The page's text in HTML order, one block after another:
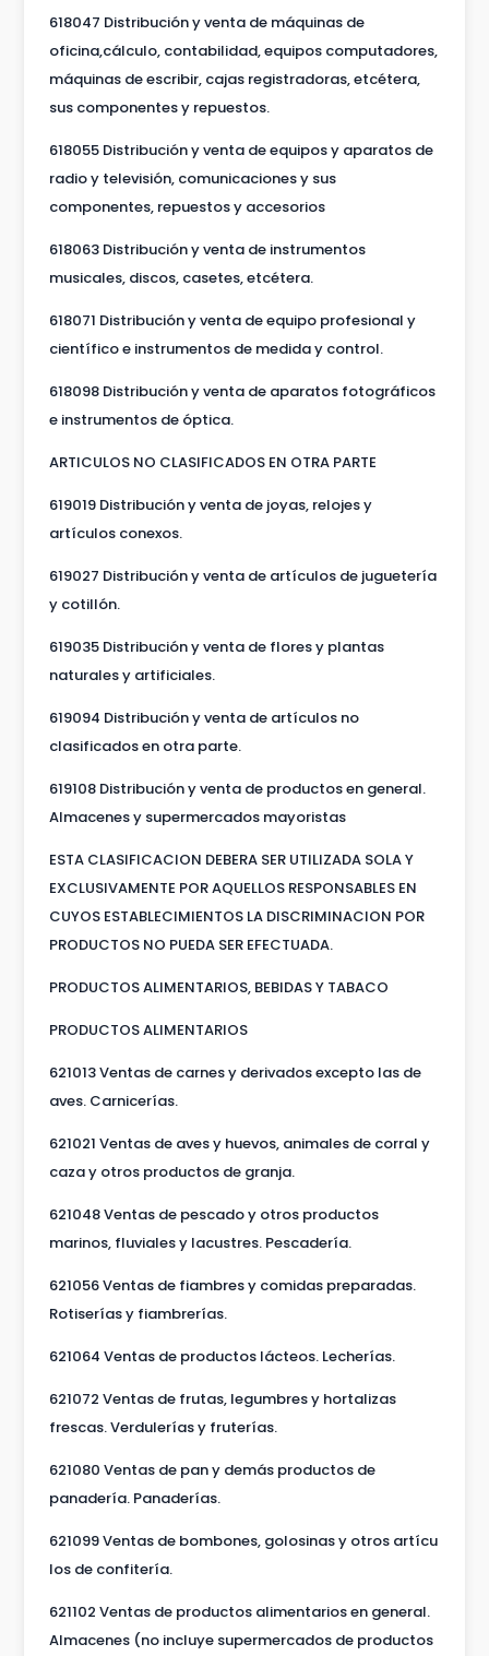
618047 Distribución y venta de máquinas de
oficina,cálculo, contabilidad, equipos computadores,
máquinas de escribir, cajas registradoras, etcétera,
sus componentes y repuestos.
618055 Distribución y venta de equipos y aparatos de
radio y televisión, comunicaciones y sus
componentes, repuestos y accesorios
618063 Distribución y venta de instrumentos
musicales, discos, casetes, etcétera.
618071 Distribución y venta de equipo profesional y
científico e instrumentos de medida y control.
618098 Distribución y venta de aparatos fotográficos
e instrumentos de óptica.
ARTICULOS NO CLASIFICADOS EN OTRA PARTE
619019 Distribución y venta de joyas, relojes y
artículos conexos.
619027 Distribución y venta de artículos de juguetería
y cotillón.
619035 Distribución y venta de flores y plantas
naturales y artificiales.
619094 Distribución y venta de artículos no
clasificados en otra parte.
619108 Distribución y venta de productos en general.
Almacenes y supermercados mayoristas
ESTA CLASIFICACION DEBERA SER UTILIZADA SOLA Y
EXCLUSIVAMENTE POR AQUELLOS RESPONSABLES EN
CUYOS ESTABLECIMIENTOS LA DISCRIMINACION POR
PRODUCTOS NO PUEDA SER EFECTUADA.
PRODUCTOS ALIMENTARIOS, BEBIDAS Y TABACO
PRODUCTOS ALIMENTARIOS
621013 Ventas de carnes y derivados excepto las de
aves. Carnicerías.
621021 Ventas de aves y huevos, animales de corral y
caza y otros productos de granja.
621048 Ventas de pescado y otros productos
marinos, fluviales y lacustres. Pescadería.
621056 Ventas de fiambres y comidas preparadas.
Rotiserías y fiambrerías.
621064 Ventas de productos lácteos. Lecherías.
621072 Ventas de frutas, legumbres y hortalizas
frescas. Verdulerías y fruterías.
621080 Ventas de pan y demás productos de
panadería. Panaderías.
621099 Ventas de bombones, golosinas y otros artícu
los de confitería.
621102 Ventas de productos alimentarios en general.
Almacenes (no incluye supermercados de productos